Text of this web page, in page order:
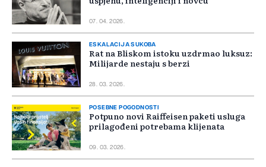
07. 04. 2026.
ESKALACIJA SUKOBA
Rat na Bliskom istoku uzdrmao luksuz:
Milijarde nestaju s berzi
28. 03. 2026.
POSEBNE POGODNOSTI
Potpuno novi Raiffeisen paketi usluga
prilagođeni potrebama klijenata
09. 03. 2026.